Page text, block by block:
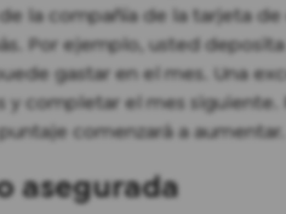
la compañía de la tarjeta
Por ejemplo, usted
gastar en el mes. Una
y completar el mes siguiente.
comenzará a aumentar.
asegurada